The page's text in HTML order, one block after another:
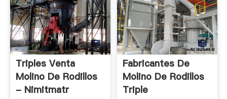
Triples Venta
Molino De Rodillos
- Nimitmatr
Fabricantes De
Molino De Rodillos
Triple